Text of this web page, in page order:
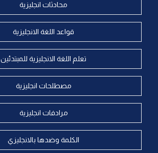
محادثات انجليزية
قواعد اللغة الانجليزية
تعلم اللغة الانجليزية للمبتدئين
مصطلحات انجليزية
مرادفات انجليزية
الكلمة وضدها بالانجليزي